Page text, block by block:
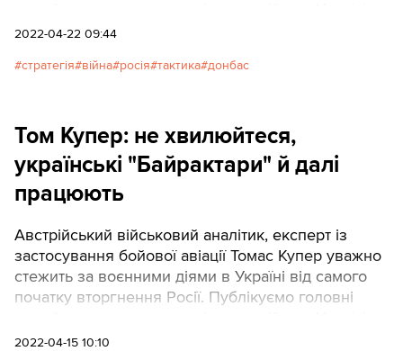
2022-04-22 09:44
стратегія війна росія тактика донбас
Том Купер: не хвилюйтеся,
українські "Байрактари" й далі
працюють
Австрійський військовий аналітик, експерт із
застосування бойової авіації Томас Купер уважно
стежить за воєнними діями в Україні від самого
початку вторгнення Росії. Публікуємо головні
2022-04-15 10:10